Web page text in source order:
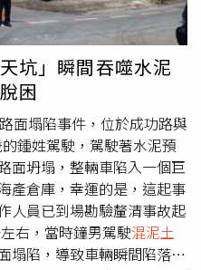
坑」瞬間吞噬水泥
困
面塌陷事件，位於成功路與
鍾姓駕駛，駕駛著水泥預
面坍塌，整輛車陷入一個巨
產倉庫，幸運的是，這起事
人員已到場勘驗釐清事故起
右，當時鐘男駕駛混泥土
塌陷，導致車輛瞬間陷落，